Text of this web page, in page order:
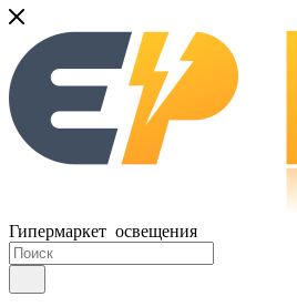
Гипермаркет освещения